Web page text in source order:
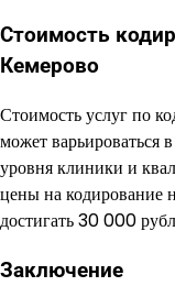
Стоимость
Кемерово
Стоимость услуг по
может варьироваться
уровня клиники и
цены на кодирование
достигать 30 000
Заключение